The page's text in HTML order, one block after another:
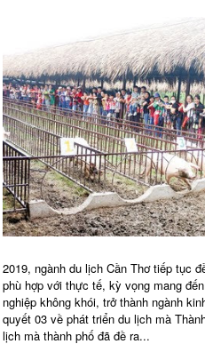
2019, ngành du lịch Cần Thơ tiếp tục
phù hợp với thực tế, kỳ vọng mang
nghiệp không khói, trở thành ngành
quyết 03 về phát triển du lịch mà
lịch mà thành phố đã đề ra...